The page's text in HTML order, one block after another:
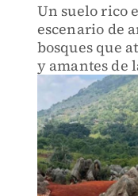
Un suelo rico
escenario de
bosques que
y amantes de
ideales para